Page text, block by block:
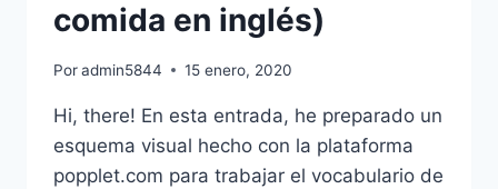
comida en inglés)
Poradmin5844 15 enero, 2020
Hi, there! En esta entrada, he preparado un
esquema visual hecho con la plataforma
popplet.com para trabajar el vocabulario de